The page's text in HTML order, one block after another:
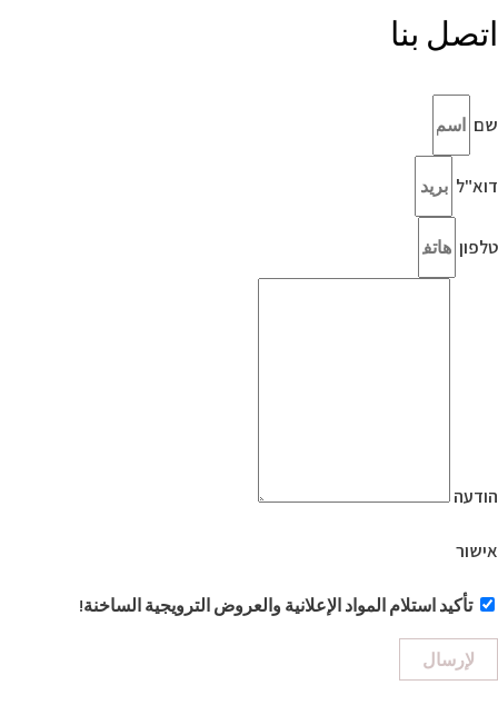
اتصل بنا
שם
דוא"ל
טלפון
הודעה
אישור
تأكيد استلام المواد الإعلانية والعروض الترويجية الساخنة!
لإرسال